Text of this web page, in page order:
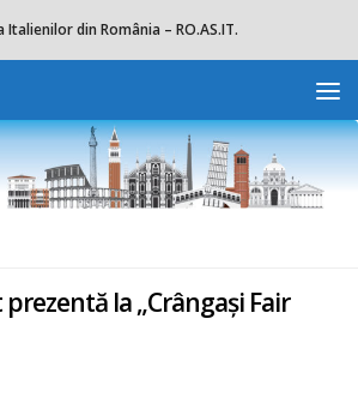
prezentă la „Crângași Fair
Italienilor din România – RO.AS.IT.